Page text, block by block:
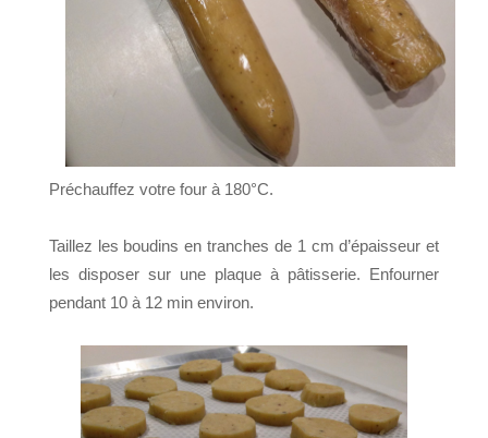
Préchauffez votre four à 180°C.
Taillez les boudins en tranches de 1 cm d’épaisseur et
les disposer sur une plaque à pâtisserie. Enfourner
pendant 10 à 12 min environ.